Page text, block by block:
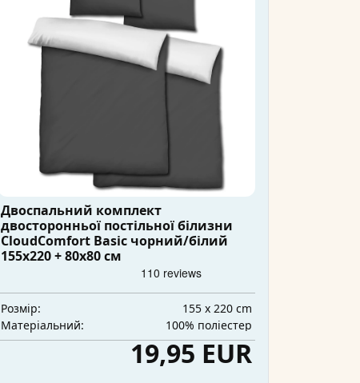
Двоспальний комплект
двосторонньої постільної білизни
CloudComfort Basic чорний/білий
155x220 + 80x80 см
Розмір:
155 x 220 cm
Матеріальний:
100% поліестер
19,95 EUR